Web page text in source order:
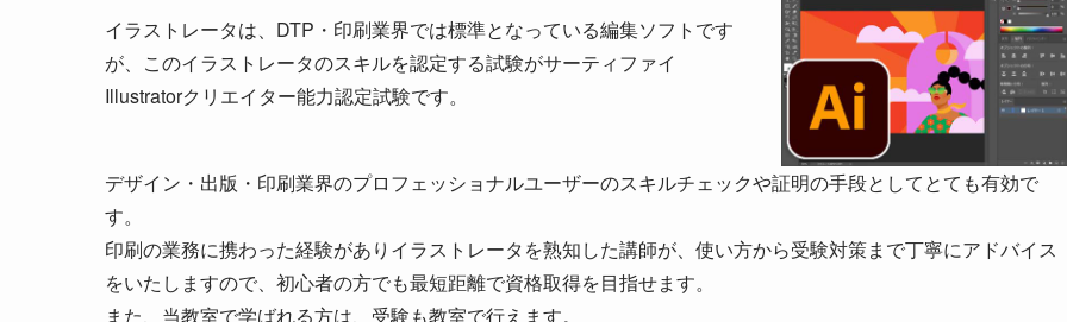
イラストレータは、DTP・印刷業界では標準となっている編集ソフトです
が、このイラストレータのスキルを認定する試験がサーティファイ
Illustratorクリエイター能力認定試験です。
デザイン・出版・印刷業界のプロフェッショナルユーザーのスキルチェックや証明の手段としてとても有効で
す。
印刷の業務に携わった経験がありイラストレータを熟知した講師が、使い方から受験対策まで丁寧にアドバイス
をいたしますので、初心者の方でも最短距離で資格取得を目指せます。
また、当教室で学ばれる方は、受験も教室で行えます。